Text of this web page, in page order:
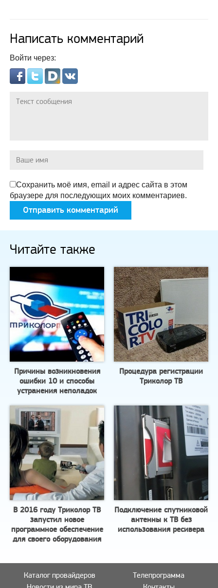
Написать комментарий
Войти через:
Сохранить моё имя, email и адрес сайта в этом
браузере для последующих моих комментариев.
Читайте также
Причины возникновения
ошибки 10 и способы
устранения неполадок
Процедура регистрации
Триколор ТВ
В 2016 году Триколор ТВ
запустил новое
программное обеспечение
для своего оборудования
Подключение спутниковой
антенны к ТВ без
использования ресивера
Каталог провайдеров
Телепрограмма